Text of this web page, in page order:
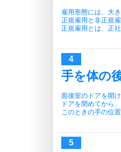
雇用形態には、大
正規雇用と非正規雇
正規雇用とは、正社
手を体の
面接室のドアを開
ドアを閉めてから
このときの手の位